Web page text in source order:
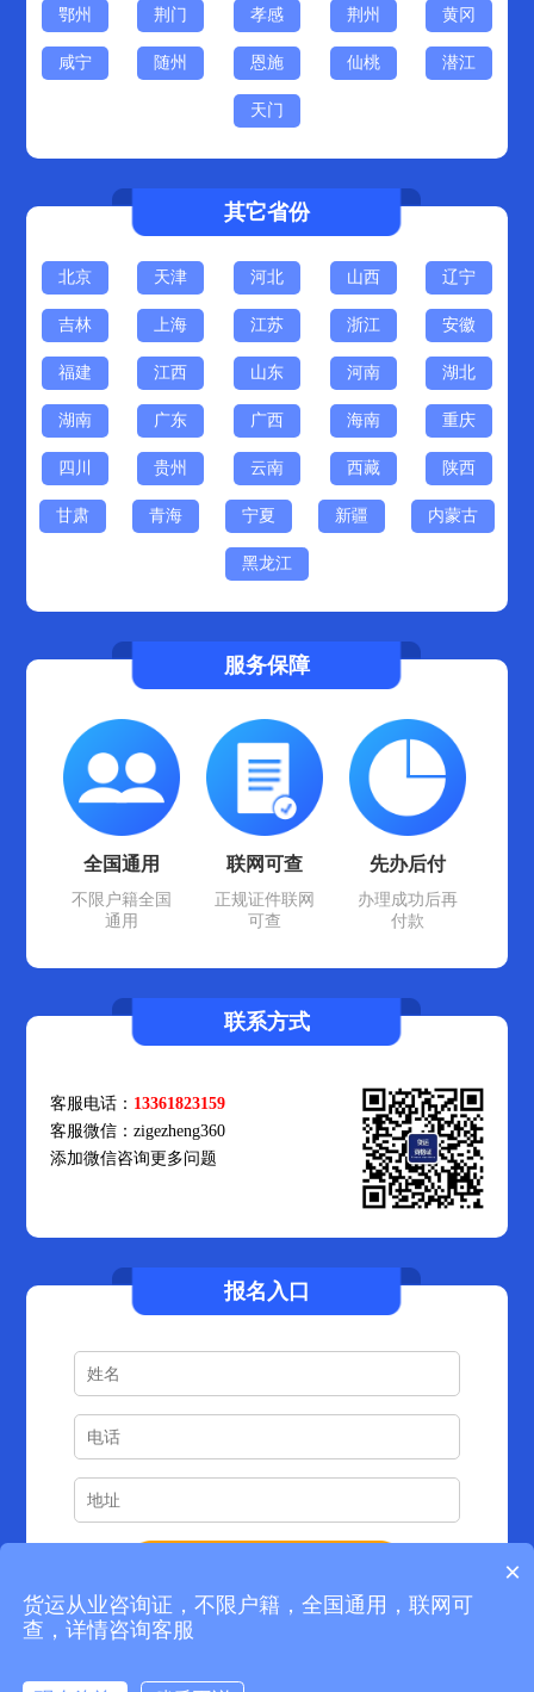
鄂州 荆门 孝感 荆州 黄冈
咸宁 随州 恩施 仙桃 潜江
天门
其它省份
北京 天津 河北 山西 辽宁
吉林 上海 江苏 浙江 安徽
福建 江西 山东 河南 湖北
湖南 广东 广西 海南 重庆
四川 贵州 云南 西藏 陕西
甘肃 青海 宁夏 新疆 内蒙古
黑龙江
服务保障
全国通用
不限户籍全国
通用
联网可查
正规证件联网
可查
先办后付
办理成功后再
付款
联系方式
客服电话： 13361823159
客服微信：zigezheng360
添加微信咨询更多问题
报名入口
朱**
1317****491
22分钟前预约成功
赵**
1371****073
×
货运从业咨询证，不限户籍，全国通用，联网可
查，详情咨询客服